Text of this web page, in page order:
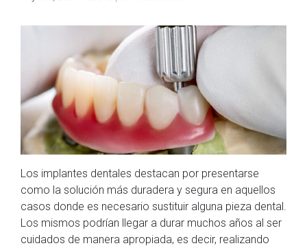
Los implantes dentales destacan por presentarse
como la solución más duradera y segura en aquellos
casos donde es necesario sustituir alguna pieza dental.
Los mismos podrían llegar a durar muchos años al ser
cuidados de manera apropiada, es decir, realizando